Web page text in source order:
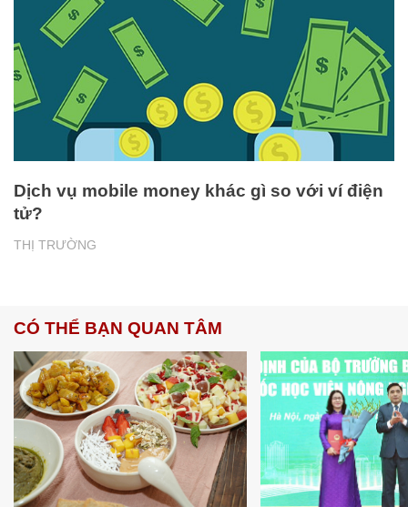
THỊ TRƯỜNG
Dịch vụ mobile money khác gì so với ví điện
tử?
CÓ THỂ BẠN QUAN TÂM